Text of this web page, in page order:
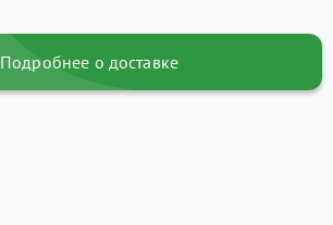
Подробнее о доставке